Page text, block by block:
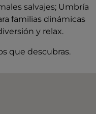
salvajes; Umbría
familias dinámicas
y relax.
que descubras.